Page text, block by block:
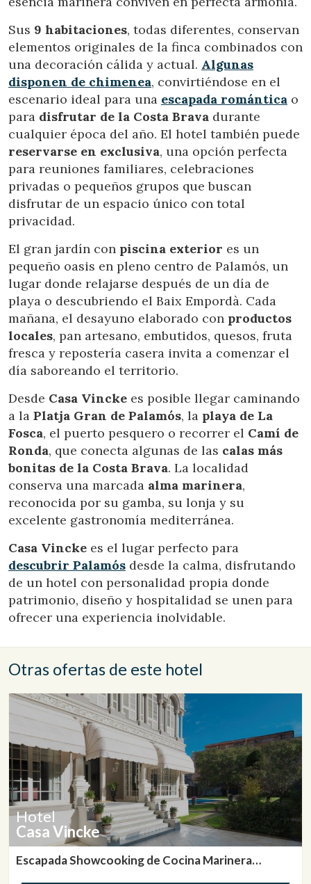
Sus 9 habitaciones, todas diferentes, conservan
elementos originales de la finca combinados con
una decoración cálida y actual. Algunas
disponen de chimenea, convirtiéndose en el
escenario ideal para una escapada romántica o
para disfrutar de la Costa Brava durante
cualquier época del año. El hotel también puede
reservarse en exclusiva, una opción perfecta
para reuniones familiares, celebraciones
privadas o pequeños grupos que buscan
disfrutar de un espacio único con total
privacidad.
El gran jardín con piscina exterior es un
pequeño oasis en pleno centro de Palamós, un
lugar donde relajarse después de un día de
playa o descubriendo el Baix Empordà. Cada
mañana, el desayuno elaborado con productos
locales, pan artesano, embutidos, quesos, fruta
fresca y repostería casera invita a comenzar el
día saboreando el territorio.
Desde Casa Vincke es posible llegar caminando
a la Platja Gran de Palamós, la playa de La
Fosca, el puerto pesquero o recorrer el Camí de
Ronda, que conecta algunas de las calas más
bonitas de la Costa Brava. La localidad
conserva una marcada alma marinera,
reconocida por su gamba, su lonja y su
excelente gastronomía mediterránea.
Casa Vincke es el lugar perfecto para
descubrir Palamós desde la calma, disfrutando
de un hotel con personalidad propia donde
patrimonio, diseño y hospitalidad se unen para
ofrecer una experiencia inolvidable.
Otras ofertas de este hotel
Hotel
Casa Vincke
Escapada Showcooking de Cocina Marinera
mejor experiencia a través de productos recomendados.
Marketing y publicidad
Estas cookies son utilizadas para almacenar información
sobre las preferencias y elecciones personales del usuario
a través de la observación continuada de sus hábitos de
navegación. Gracias a ellas, podemos conocer los hábitos
de navegación en el sitio web y mostrar publicidad
relacionada con el perfil de navegación del usuario.